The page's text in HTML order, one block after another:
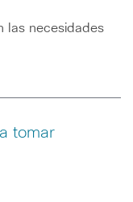
las necesidades
tomar